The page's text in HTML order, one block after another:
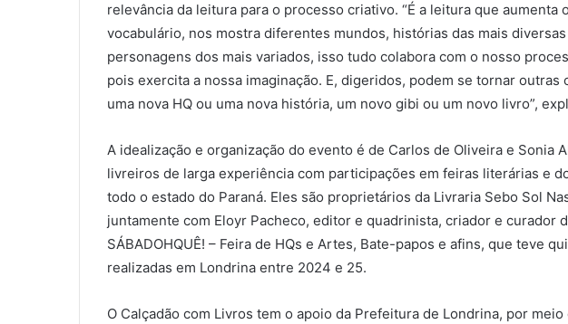
relevância da leitura para o processo criativo. “É a leitura que aumenta
vocabulário, nos mostra diferentes mundos, histórias das mais diversas
personagens dos mais variados, isso tudo colabora com o nosso
pois exercita a nossa imaginação. E, digeridos, podem se tornar outras
uma nova HQ ou uma nova história, um novo gibi ou um novo livro”,
A idealização e organização do evento é de Carlos de Oliveira e Sonia
livreiros de larga experiência com participações em feiras literárias e
todo o estado do Paraná. Eles são proprietários da Livraria Sebo Sol
juntamente com Eloyr Pacheco, editor e quadrinista, criador e curador
SÁBADOHQUÊ! – Feira de HQs e Artes, Bate-papos e afins, que teve
realizadas em Londrina entre 2024 e 25.
O Calçadão com Livros tem o apoio da Prefeitura de Londrina, por